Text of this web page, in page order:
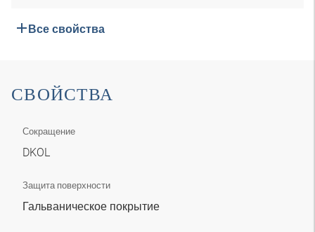
Все свойства
СВОЙСТВА
Сокращение
DKOL
Защита поверхности
Гальваническое покрытие